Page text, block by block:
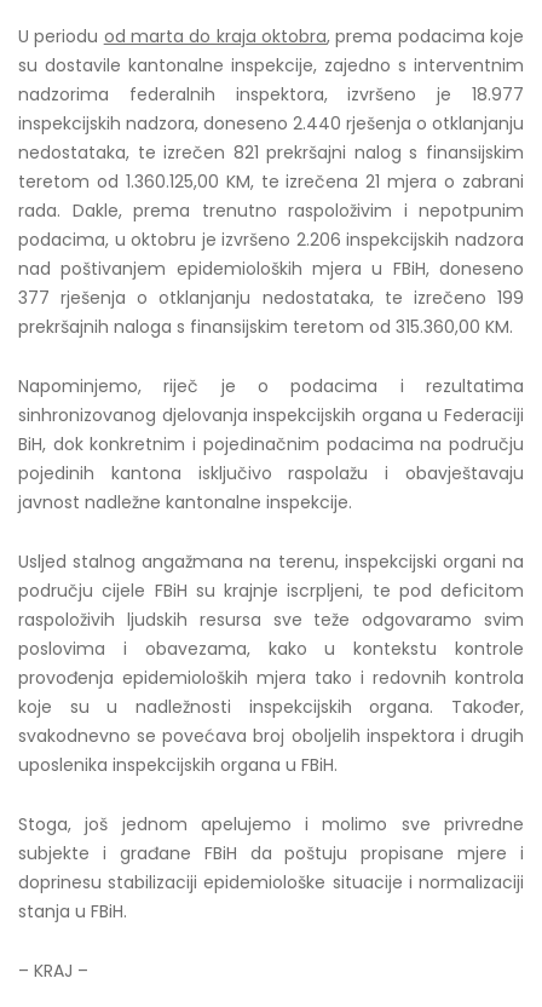
U periodu od marta do kraja oktobra, prema podacima koje
su dostavile kantonalne inspekcije, zajedno s interventnim
nadzorima federalnih inspektora, izvršeno je 18.977
inspekcijskih nadzora, doneseno 2.440 rješenja o otklanjanju
nedostataka, te izrečen 821 prekršajni nalog s finansijskim
teretom od 1.360.125,00 KM, te izrečena 21 mjera o zabrani
rada. Dakle, prema trenutno raspoloživim i nepotpunim
podacima, u oktobru je izvršeno 2.206 inspekcijskih nadzora
nad poštivanjem epidemioloških mjera u FBiH, doneseno
377 rješenja o otklanjanju nedostataka, te izrečeno 199
prekršajnih naloga s finansijskim teretom od 315.360,00 KM.
Napominjemo, riječ je o podacima i rezultatima
sinhronizovanog djelovanja inspekcijskih organa u Federaciji
BiH, dok konkretnim i pojedinačnim podacima na području
pojedinih kantona isključivo raspolažu i obavještavaju
javnost nadležne kantonalne inspekcije.
Usljed stalnog angažmana na terenu, inspekcijski organi na
području cijele FBiH su krajnje iscrpljeni, te pod deficitom
raspoloživih ljudskih resursa sve teže odgovaramo svim
poslovima i obavezama, kako u kontekstu kontrole
provođenja epidemioloških mjera tako i redovnih kontrola
koje su u nadležnosti inspekcijskih organa. Također,
svakodnevno se povećava broj oboljelih inspektora i drugih
uposlenika inspekcijskih organa u FBiH.
Stoga, još jednom apelujemo i molimo sve privredne
subjekte i građane FBiH da poštuju propisane mjere i
doprinesu stabilizaciji epidemiološke situacije i normalizaciji
stanja u FBiH.
– KRAJ –